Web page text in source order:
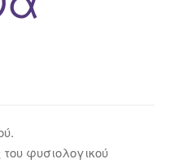
φυσιολογικού